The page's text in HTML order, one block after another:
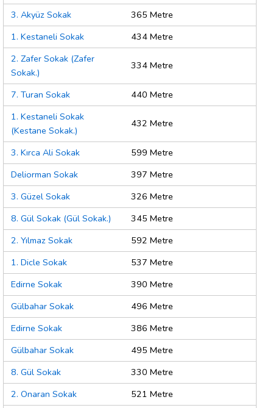
3. Akyüz Sokak
365 Metre
1. Kestaneli Sokak
434 Metre
2. Zafer Sokak (Zafer
Sokak.)
334 Metre
7. Turan Sokak
440 Metre
1. Kestaneli Sokak
(Kestane Sokak.)
432 Metre
3. Kırca Ali Sokak
599 Metre
Deliorman Sokak
397 Metre
3. Güzel Sokak
326 Metre
8. Gül Sokak (Gül Sokak.)
345 Metre
2. Yılmaz Sokak
592 Metre
1. Dicle Sokak
537 Metre
Edirne Sokak
390 Metre
Gülbahar Sokak
496 Metre
Edirne Sokak
386 Metre
Gülbahar Sokak
495 Metre
8. Gül Sokak
330 Metre
2. Onaran Sokak
521 Metre